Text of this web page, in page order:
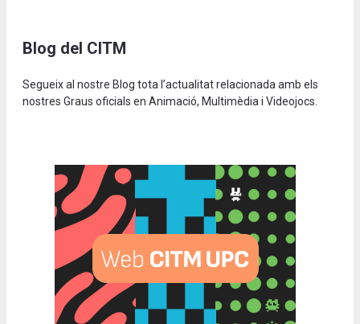
Blog del CITM
Segueix al nostre Blog tota l’actualitat relacionada amb els
nostres Graus oficials en Animació, Multimèdia i Videojocs.